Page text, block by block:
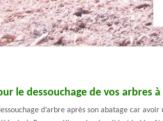
le dessouchage de vos arbres à
d’arbre après son abatage car